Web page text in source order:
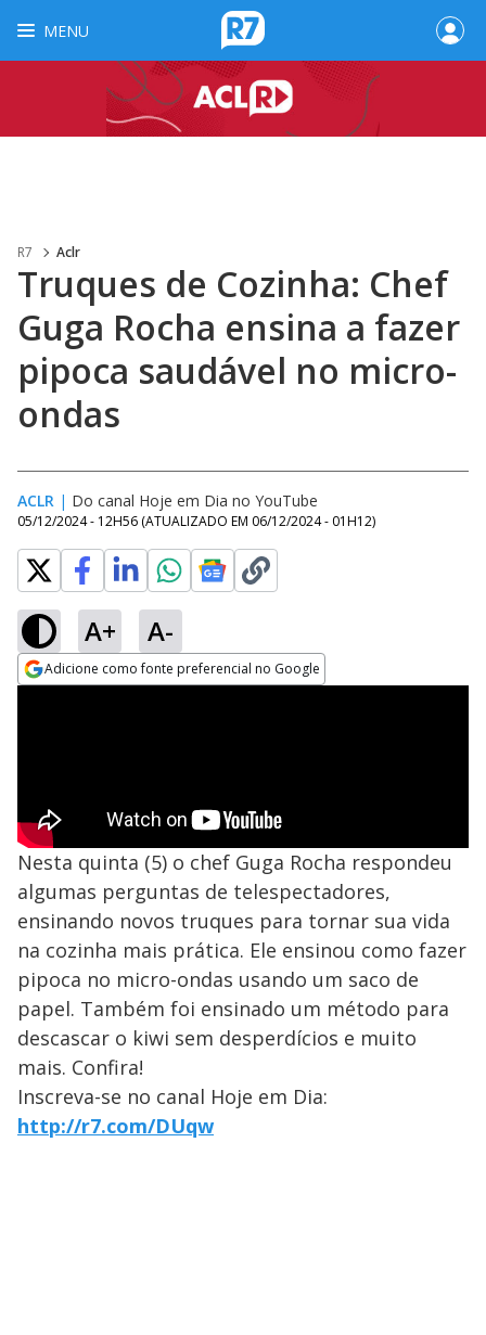
MENU
R7 Aclr
Truques de Cozinha: Chef
Guga Rocha ensina a fazer
pipoca saudável no micro-
ondas
ACLR | Do canal Hoje em Dia no YouTube
05/12/2024 - 12H56 (ATUALIZADO EM 06/12/2024 - 01H12)
A+ A-
Adicione como fonte preferencial no Google
Nesta quinta (5) o chef Guga Rocha respondeu
algumas perguntas de telespectadores,
ensinando novos truques para tornar sua vida
na cozinha mais prática. Ele ensinou como fazer
pipoca no micro-ondas usando um saco de
papel. Também foi ensinado um método para
descascar o kiwi sem desperdícios e muito
mais. Confira!
Inscreva-se no canal Hoje em Dia:
http://r7.com/DUqw